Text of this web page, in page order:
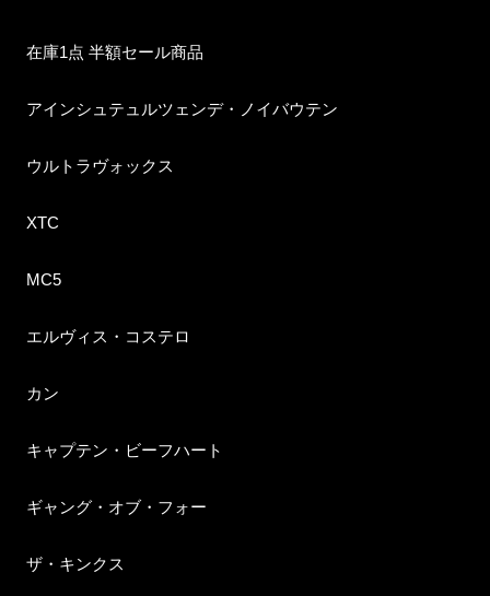
在庫1点 半額セール商品
アインシュテュルツェンデ・ノイバウテン
ウルトラヴォックス
XTC
MC5
エルヴィス・コステロ
カン
キャプテン・ビーフハート
ギャング・オブ・フォー
ザ・キンクス